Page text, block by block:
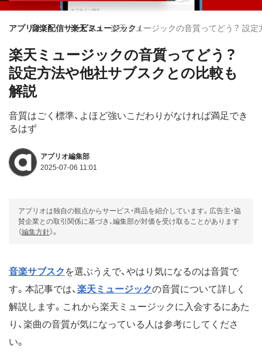
アプリオ音楽配信サービス楽天ミュージック楽天ミュージックの音質ってどう？ 設
楽天ミュージックの音質ってどう？
設定方法や他社サブスクとの比較も
解説
音質はごく標準、よほど強いこだわりがなければ満足でき
るはず
アプリオ編集部
2025-07-06 11:01
アプリオは独自の観点からサービス・商品を紹介しています。広告主・協
賛企業との取引関係に基づき、編集部が対価を受け取ることがあります
（編集方針）。
音楽サブスク を選ぶうえで、やはり気になるのは音質で
す。本記事では、 楽天ミュージックの音質について詳しく
解説します。これから楽天ミュージックに入会するにあた
り、楽曲の音質が気になっている人は参考にしてくださ
い。